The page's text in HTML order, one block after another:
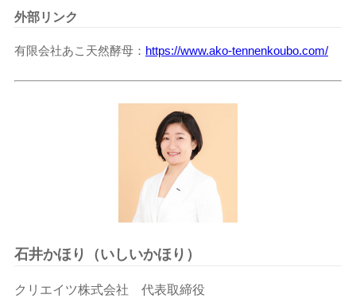
外部リンク
有限会社あこ天然酵母 https://www.ako-tennenkoubo.com/
石井かほり（いしいかほり）
クリエイツ株式会社 代表取締役